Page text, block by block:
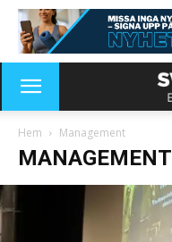
Hem Management
MANAGEMENT